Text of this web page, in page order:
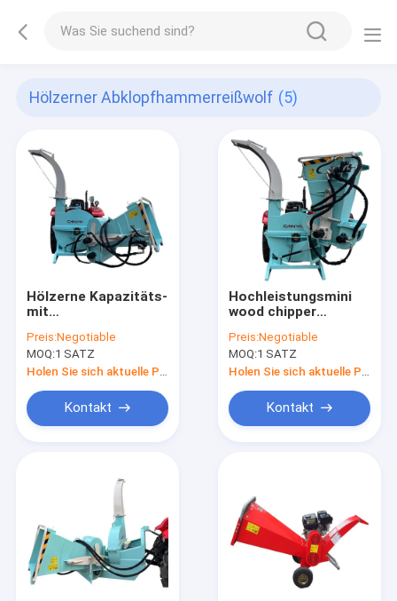
Hölzerner Abklopfhammerreißwolf (5)
Hölzerne Kapazitäts-
mit
volles hydraulisches
Zufuhr-System des
Abklopfhammer-
Reißwolf-10inch
Preis:Negotiable
MOQ:1 SATZ
Kontakt
Hochleistungsmini
wood chipper
Knive des rotor-
25inch
Preis:Negotiable
MOQ:1 SATZ
Kontakt